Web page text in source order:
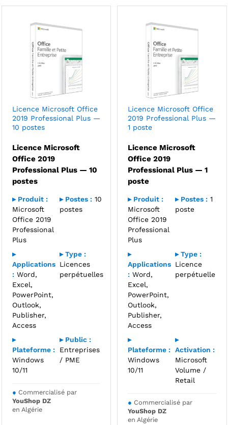
Licence Microsoft Office
2019 Professional Plus —
10 postes
Licence Microsoft
Office 2019
Professional Plus — 10
postes
▸ Produit :
Microsoft
Office 2019
Professional
Plus
▸ Postes :10
postes
▸
Applications
:Word,
Excel,
PowerPoint,
Outlook,
Publisher,
Access
▸ Type :
Licences
perpétuelles
▸
Plateforme :
Windows
10/11
▸ Public :
Entreprises
/ PME
● Commercialisé par
YouShop DZ
en Algérie
Licence Microsoft Office
2019 Professional Plus —
1 poste
Licence Microsoft
Office 2019
Professional Plus — 1
poste
▸ Produit :
Microsoft
Office 2019
Professional
Plus
▸ Postes : 1
poste
▸
Applications
: Word,
Excel,
PowerPoint,
Outlook,
Publisher,
Access
▸ Type :
Licence
perpétuelle
▸
Plateforme :
Windows
10/11
▸
Activation :
Microsoft
Volume /
Retail
● Commercialisé par
YouShop DZ
en Algérie